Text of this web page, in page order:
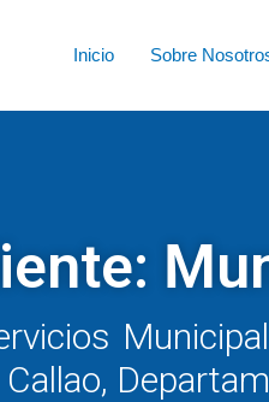
Inicio Sobre